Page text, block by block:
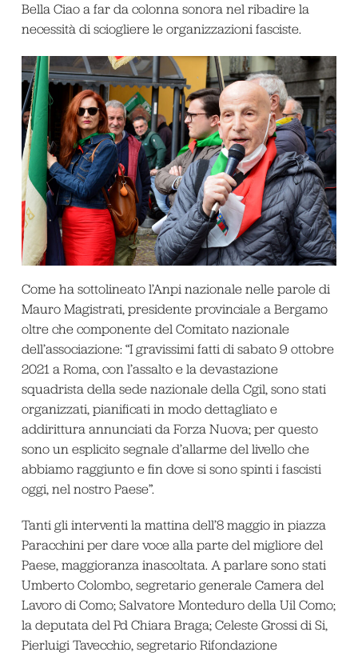
Bella Ciao a far da colonna sonora nel ribadire la
necessità di sciogliere le organizzazioni fasciste.
Come ha sottolineato l’Anpi nazionale nelle parole di
Mauro Magistrati, presidente provinciale a Bergamo
oltre che componente del Comitato nazionale
dell’associazione: “I gravissimi fatti di sabato 9 ottobre
2021 a Roma, con l’assalto e la devastazione
squadrista della sede nazionale della Cgil, sono stati
organizzati, pianificati in modo dettagliato e
addirittura annunciati da Forza Nuova; per questo
sono un esplicito segnale d’allarme del livello che
abbiamo raggiunto e fin dove si sono spinti i fascisti
oggi, nel nostro Paese”.
Tanti gli interventi la mattina dell’8 maggio in piazza
Paracchini per dare voce alla parte del migliore del
Paese, maggioranza inascoltata. A parlare sono stati
Umberto Colombo, segretario generale Camera del
Lavoro di Como; Salvatore Monteduro della Uil Como;
la deputata del Pd Chiara Braga; Celeste Grossi di Si,
Pierluigi Tavecchio, segretario Rifondazione